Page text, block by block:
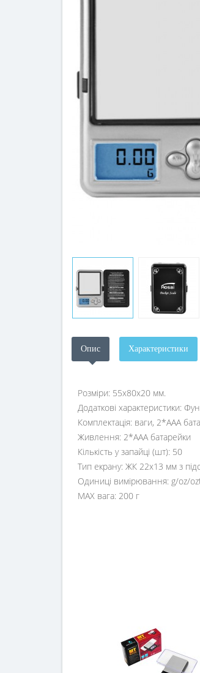
Опис Характеристики
Розміри: 55х80х20 мм.
Додаткові характеристики:
Комплектація: ваги, 2*AAA
Живлення: 2*AAA батарейки
Кількість у запайці (шт): 50
Тип екрану: ЖК 22х13 мм з
Одиниці вимірювання: g/oz/
MAX вага: 200 г